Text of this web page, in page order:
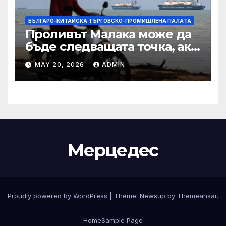
БЪЛГАРО-КИТАЙСКА ТЪРГОВСКО-ПРОМИШЛЕНА ПАЛAТА
Проливът Малака може да
бъде следващата точка, ако
Азия не внимава
MAY 20, 2026 ADMIN
Мерцедес
Proudly powered by WordPress Theme: Newsup by Themeansar.
HomeSample Page